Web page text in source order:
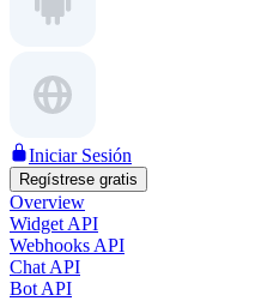
Iniciar Sesión
Regístrese gratis
Overview
Widget API
Webhooks API
Chat API
Bot API